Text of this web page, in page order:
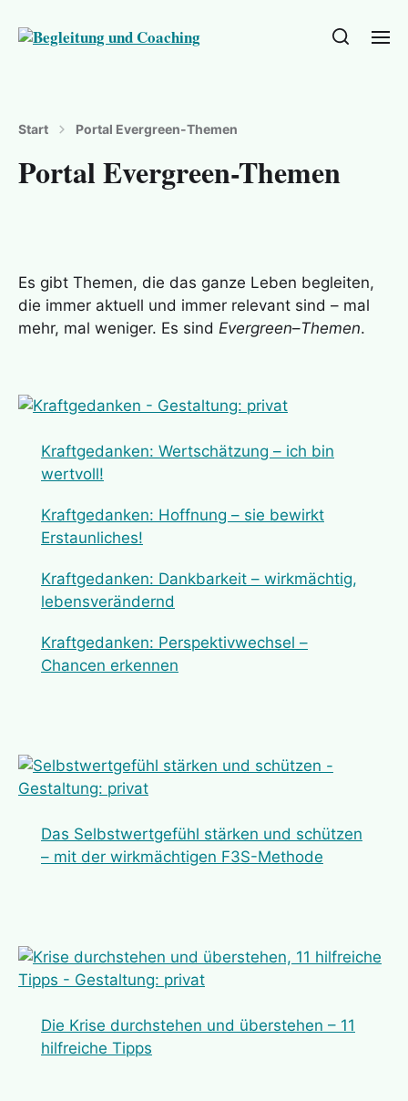
Start Portal Evergreen-Themen
Portal Evergreen-Themen
Es gibt Themen, die das ganze Leben begleiten,
die immer aktuell und immer relevant sind – mal
mehr, mal weniger. Es sind Evergreen–Themen.
Kraftgedanken: Wertschätzung – ich bin
wertvoll!
Kraftgedanken: Hoffnung – sie bewirkt
Erstaunliches!
Kraftgedanken: Dankbarkeit – wirkmächtig,
lebensverändernd
Kraftgedanken: Perspektivwechsel –
Chancen erkennen
Das Selbstwertgefühl stärken und schützen
– mit der wirkmächtigen F3S-Methode
Die Krise durchstehen und überstehen – 11
hilfreiche Tipps